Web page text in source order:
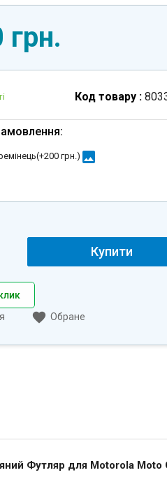
грн.
Код товару :
200 грн.) image
Купити
Обране
Футляр для Motorola Moto